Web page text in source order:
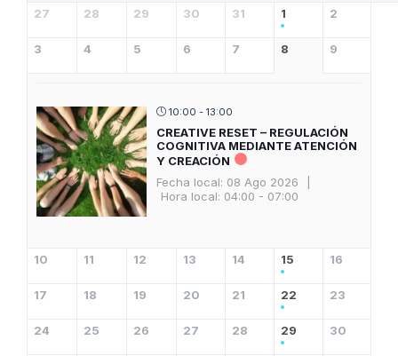
27 28 29 30 31 1 2
3 4 5 6 7 8 9
10:00 - 13:00
CREATIVE RESET – REGULACIÓN
COGNITIVA MEDIANTE ATENCIÓN
Y CREACIÓN
Fecha local: 08 Ago 2026
Hora local: 04:00 - 07:00
10 11 12 13 14 15 16
17 18 19 20 21 22 23
24 25 26 27 28 29 30